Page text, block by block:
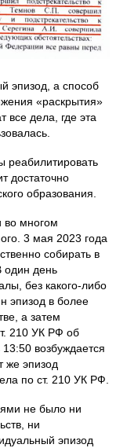
эпизод, а способ
«раскрытия»
все дела, где эта
реабилитировать
достаточно
образования.
во многом
3 мая 2023 года
собирать в
один день
без какого-либо
эпизод в более
а затем
210 УК РФ об
возбуждается
же эпизод
по ст. 210 УК РФ.
не было ни
ни
эпизод